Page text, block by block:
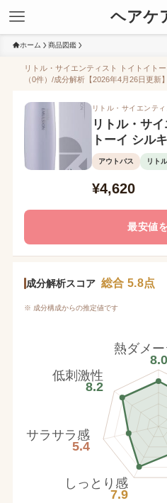
ヘアケ
ホーム 商品図鑑
リトル・サイエンティスト トイトイト
（0件）/成分解析【2026年4月26日更新】
リトル・サイエンティ
リトル・サ
トーイ シル
アウトバス リト
¥4,620
最安値
成分解析スコア 総合 5.8点
※ 成分構成からの推定値です
熱ダメ
8.0
しっとり感
7.9
サラサラ感
5.4
低刺激性
8.2